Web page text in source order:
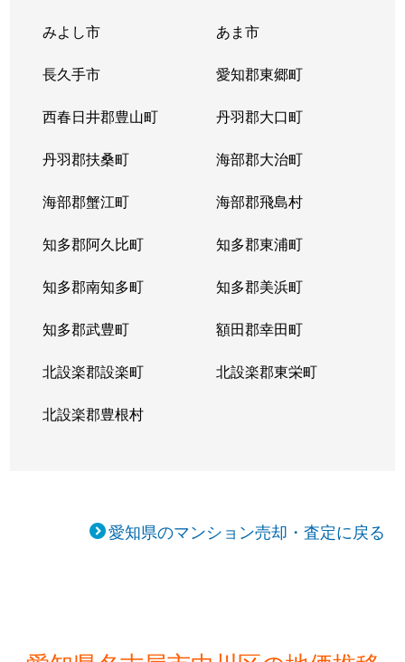
みよし市 あま市
長久手市 愛知郡東郷町
西春日井郡豊山町 丹羽郡大口町
丹羽郡扶桑町 海部郡大治町
海部郡蟹江町 海部郡飛島村
知多郡阿久比町 知多郡東浦町
知多郡南知多町 知多郡美浜町
知多郡武豊町 額田郡幸田町
北設楽郡設楽町 北設楽郡東栄町
北設楽郡豊根村
愛知県のマンション売却・査定に戻る